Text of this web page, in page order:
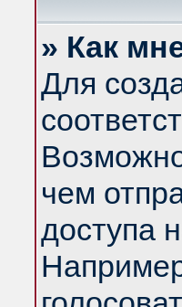
» Как
Для
чем
доступа